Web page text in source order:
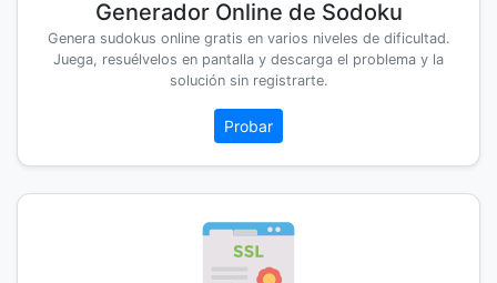
Generador Online de Sodoku
Genera sudokus online gratis en varios niveles de dificultad.
Juega, resuélvelos en pantalla y descarga el problema y la
solución sin registrarte.
Probar